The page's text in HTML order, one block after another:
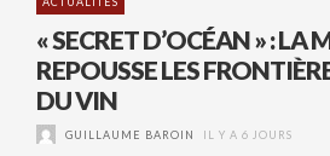
« SECRET D’OCÉAN » :
REPOUSSE LES
DU VIN
GUILLAUME BAROIN IL Y A 6 JOURS